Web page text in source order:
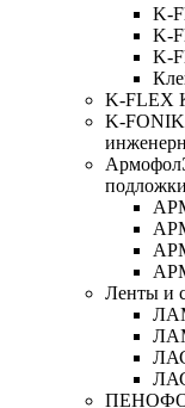
K-
K-
K-
K-FLEX
K-FONIK
Армофол
подложки
Ленты и